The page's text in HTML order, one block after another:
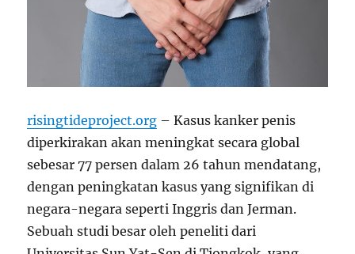
risingtideproject.org – Kasus kanker penis
diperkirakan akan meningkat secara global
sebesar 77 persen dalam 26 tahun mendatang,
dengan peningkatan kasus yang signifikan di
negara-negara seperti Inggris dan Jerman.
Sebuah studi besar oleh peneliti dari